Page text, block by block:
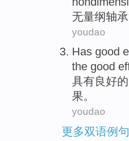
无量纲轴承
youdao
Has good
the good
具有 良好的
果。
youdao
更多双语例句